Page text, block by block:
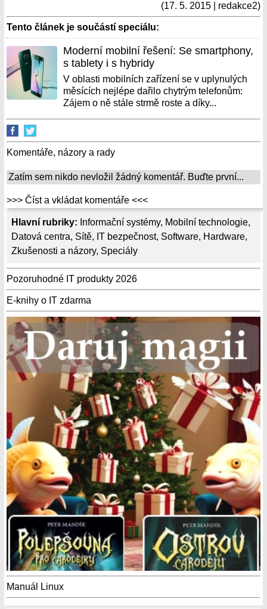
Hlavní rubriky: Informační systémy, Mobilní technologie,
Datová centra, Sítě, IT bezpečnost, Software, Hardware,
Zkušenosti a názory, Speciály
Pozoruhodné IT produkty 2026
E-knihy o IT zdarma
Manuál Linux
(17. 5. 2015 | redakce2)
Tento článek je součástí speciálu:
Moderní mobilní řešení: Se smartphony,
s tablety i s hybridy
V oblasti mobilních zařízení se v uplynulých
měsících nejlépe dařilo chytrým telefonům:
Zájem o ně stále strmě roste a díky...
Komentáře, názory a rady
Zatím sem nikdo nevložil žádný komentář. Buďte první...
>>> Číst a vkládat komentáře <<<